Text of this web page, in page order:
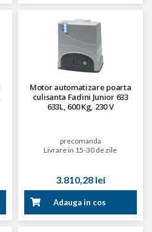
Motor automatizare poarta
culisanta Fadini Junior 633
633L, 600 Kg, 230 V
precomanda
Livrare in 15-30 de zile
3.810,28 lei
Adauga in cos